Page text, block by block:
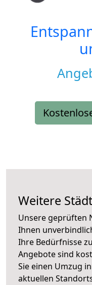
Weitere
Unsere geprüften
Ihnen
Ihre Bedürfnisse
Angebote sind
Sie einen Umzug
aktuellen